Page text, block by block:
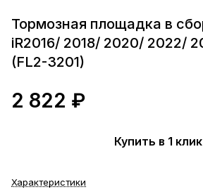
Тормозная площадка в
iR2016/ 2018/ 2020/ 2022/
(FL2-3201)
2 822 ₽
Купить в 1 клик
Характеристики